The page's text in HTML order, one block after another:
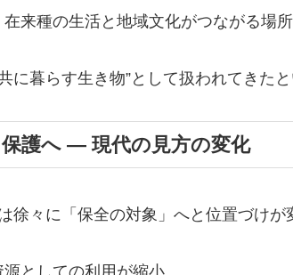
在来種の生活と地域文化がつながる場所
に暮らす生き物”として扱われてきたと
護へ ― 現代の見方の変化
徐々に「保全の対象」へと位置づけが